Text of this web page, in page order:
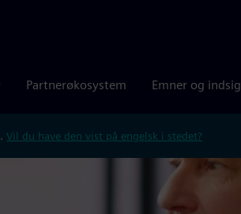
Partnerøkosystem Emner og
Vil du have den vist på engelsk i stedet?